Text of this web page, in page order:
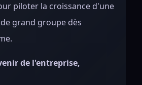
piloter la croissance d'une
grand groupe dès
de l'entreprise,